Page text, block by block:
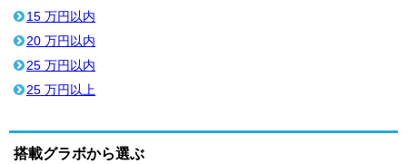
15 万円以内
20 万円以内
25 万円以内
25 万円以上
搭載グラボから選ぶ